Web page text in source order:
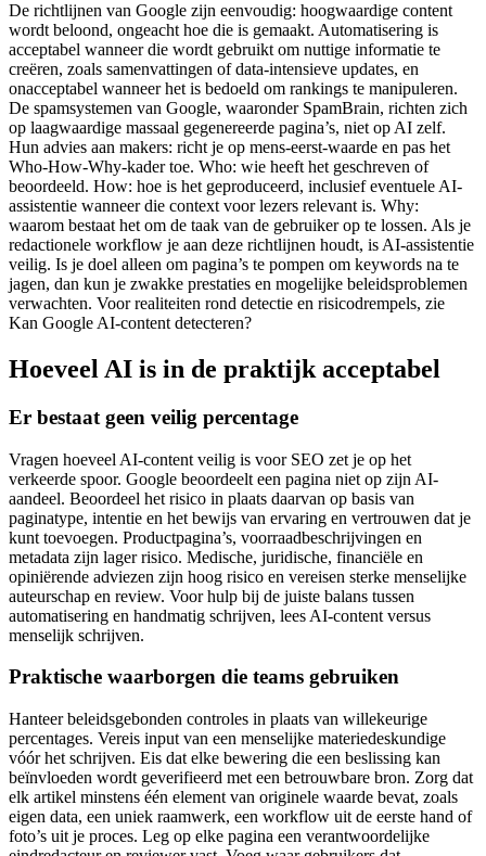
De richtlijnen van Google zijn eenvoudig: hoogwaardige content
wordt beloond, ongeacht hoe die is gemaakt. Automatisering is
acceptabel wanneer die wordt gebruikt om nuttige informatie te
creëren, zoals samenvattingen of data-intensieve updates, en
onacceptabel wanneer het is bedoeld om rankings te manipuleren.
De spamsystemen van Google, waaronder SpamBrain, richten zich
op laagwaardige massaal gegenereerde pagina’s, niet op AI zelf.
Hun advies aan makers: richt je op mens-eerst-waarde en pas het
Who-How-Why-kader toe. Who: wie heeft het geschreven of
beoordeeld. How: hoe is het geproduceerd, inclusief eventuele AI-
assistentie wanneer die context voor lezers relevant is. Why:
waarom bestaat het om de taak van de gebruiker op te lossen. Als je
redactionele workflow je aan deze richtlijnen houdt, is AI-assistentie
veilig. Is je doel alleen om pagina’s te pompen om keywords na te
jagen, dan kun je zwakke prestaties en mogelijke beleidsproblemen
verwachten. Voor realiteiten rond detectie en risicodrempels, zie
Kan Google AI-content detecteren?
Hoeveel AI is in de praktijk acceptabel
Er bestaat geen veilig percentage
Vragen hoeveel AI-content veilig is voor SEO zet je op het
verkeerde spoor. Google beoordeelt een pagina niet op zijn AI-
aandeel. Beoordeel het risico in plaats daarvan op basis van
paginatype, intentie en het bewijs van ervaring en vertrouwen dat je
kunt toevoegen. Productpagina’s, voorraadbeschrijvingen en
metadata zijn lager risico. Medische, juridische, financiële en
opiniërende adviezen zijn hoog risico en vereisen sterke menselijke
auteurschap en review. Voor hulp bij de juiste balans tussen
automatisering en handmatig schrijven, lees AI-content versus
menselijk schrijven.
Praktische waarborgen die teams gebruiken
Hanteer beleidsgebonden controles in plaats van willekeurige
percentages. Vereis input van een menselijke materiedeskundige
vóór het schrijven. Eis dat elke bewering die een beslissing kan
beïnvloeden wordt geverifieerd met een betrouwbare bron. Zorg dat
elk artikel minstens één element van originele waarde bevat, zoals
eigen data, een uniek raamwerk, een workflow uit de eerste hand of
foto’s uit je proces. Leg op elke pagina een verantwoordelijke